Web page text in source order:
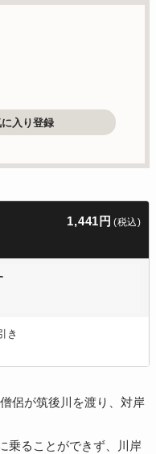
入り登録
1,441円 (税込)
き
侶が筑後川を渡り、対岸
乗ることができず、川岸